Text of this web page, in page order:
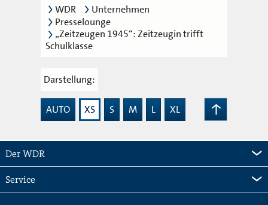
WDR
Unternehmen
Presselounge
„Zeitzeugen 1945“: Zeitzeugin trifft
Schulklasse
Darstellung:
AUTO XS S M L
XL
Der WDR
Service